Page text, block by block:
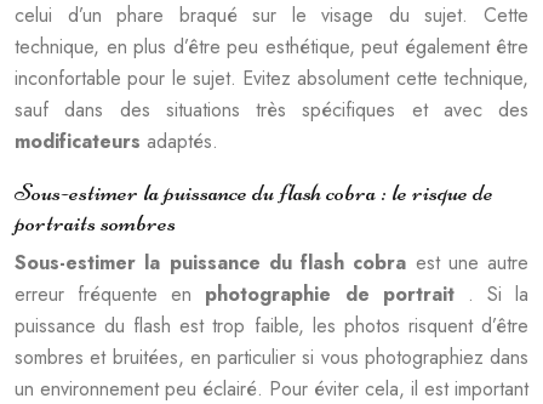
celui d’un phare braqué sur le visage du sujet. Cette
technique, en plus d’être peu esthétique, peut également être
inconfortable pour le sujet. Evitez absolument cette technique,
sauf dans des situations très spécifiques et avec des
modificateurs adaptés.
Sous-estimer la puissance du flash cobra : le risque de
portraits sombres
Sous-estimer la puissance du flash cobra est une autre
erreur fréquente en photographie de portrait . Si la
puissance du flash est trop faible, les photos risquent d’être
sombres et bruitées, en particulier si vous photographiez dans
un environnement peu éclairé. Pour éviter cela, il est important